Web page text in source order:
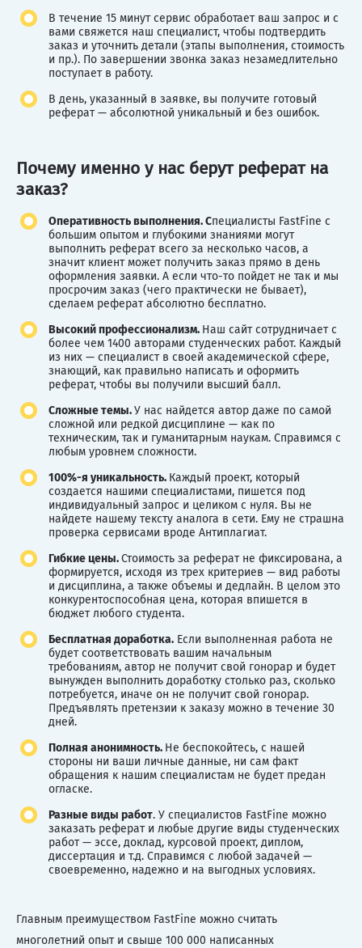
В течение 15 минут сервис обработает ваш запрос и с
вами свяжется наш специалист, чтобы подтвердить
заказ и уточнить детали (этапы выполнения, стоимость
и пр.). По завершении звонка заказ незамедлительно
поступает в работу.
В день, указанный в заявке, вы получите готовый
реферат — абсолютной уникальный и без ошибок.
Почему именно у нас берут реферат на
заказ?
Оперативность выполнения. Специалисты FastFine с
большим опытом и глубокими знаниями могут
выполнить реферат всего за несколько часов, а
значит клиент может получить заказ прямо в день
оформления заявки. А если что-то пойдет не так и мы
просрочим заказ (чего практически не бывает),
сделаем реферат абсолютно бесплатно.
Высокий профессионализм. Наш сайт сотрудничает с
более чем 1400 авторами студенческих работ. Каждый
из них — специалист в своей академической сфере,
знающий, как правильно написать и оформить
реферат, чтобы вы получили высший балл.
Сложные темы.У нас найдется автор даже по самой
сложной или редкой дисциплине — как по
техническим, так и гуманитарным наукам. Справимся с
любым уровнем сложности.
100%-я уникальность. Каждый проект, который
создается нашими специалистами, пишется под
индивидуальный запрос и целиком с нуля. Вы не
найдете нашему тексту аналога в сети. Ему не страшна
проверка сервисами вроде Антиплагиат.
Гибкие цены.Стоимость за реферат не фиксирована, а
формируется, исходя из трех критериев — вид работы
и дисциплина, а также объемы и дедлайн. В целом это
конкурентоспособная цена, которая впишется в
бюджет любого студента.
Бесплатная доработка. Если выполненная работа не
будет соответствовать вашим начальным
требованиям, автор не получит свой гонорар и будет
вынужден выполнить доработку столько раз, сколько
потребуется, иначе он не получит свой гонорар.
Предъявлять претензии к заказу можно в течение 30
дней.
Полная анонимность. Не беспокойтесь, с нашей
стороны ни ваши личные данные, ни сам факт
обращения к нашим специалистам не будет предан
огласке.
Разные виды работ. У специалистов FastFine можно
заказать реферат и любые другие виды студенческих
работ — эссе, доклад, курсовой проект, диплом,
диссертация и т.д. Справимся с любой задачей —
своевременно, надежно и на выгодных условиях.
Главным преимуществом FastFine можно считать
многолетний опыт и свыше 100 000 написанных